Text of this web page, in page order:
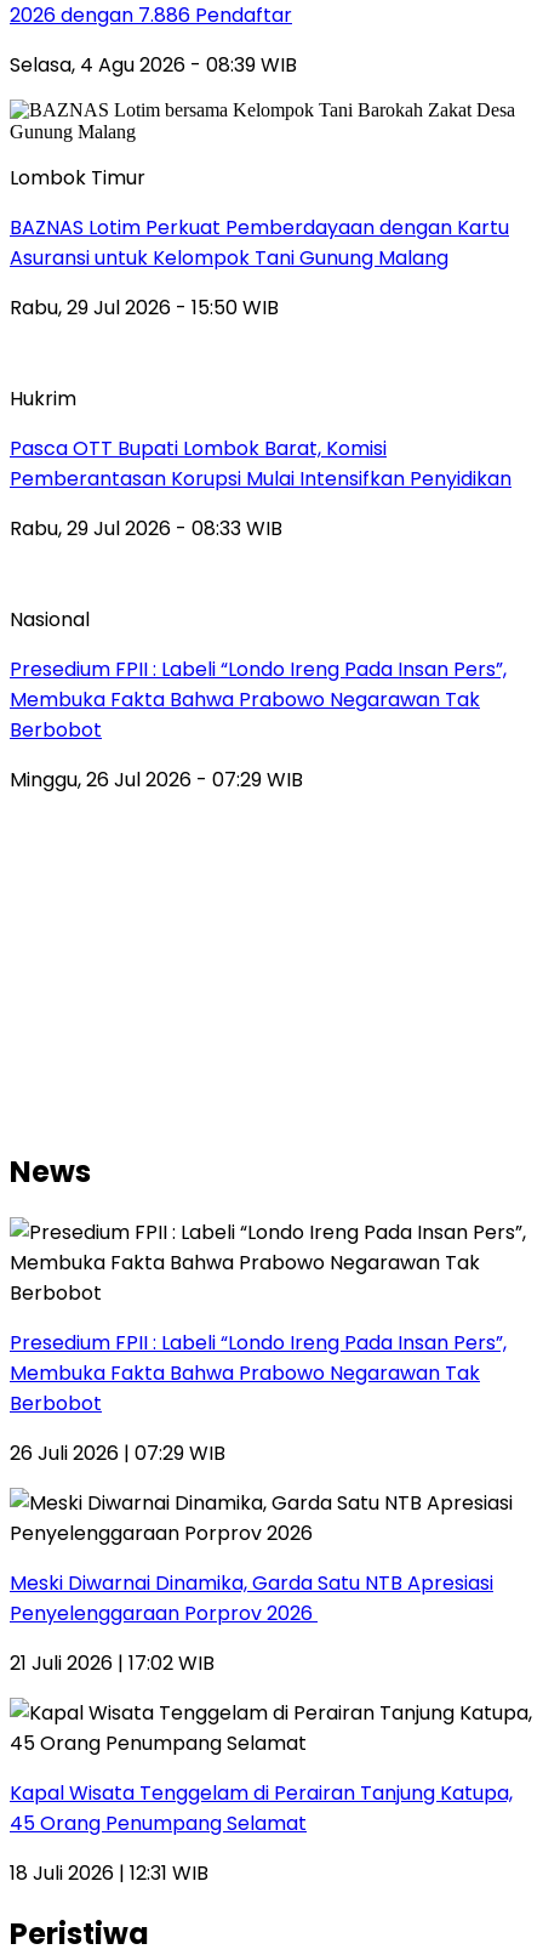
2026 dengan 7.886 Pendaftar
Selasa, 4 Agu 2026 - 08:39 WIB
Lombok Timur
BAZNAS Lotim Perkuat Pemberdayaan dengan Kartu
Asuransi untuk Kelompok Tani Gunung Malang
Rabu, 29 Jul 2026 - 15:50 WIB
Hukrim
Pasca OTT Bupati Lombok Barat, Komisi
Pemberantasan Korupsi Mulai Intensifkan Penyidikan
Rabu, 29 Jul 2026 - 08:33 WIB
Nasional
Presedium FPII : Labeli “Londo Ireng Pada Insan Pers”,
Membuka Fakta Bahwa Prabowo Negarawan Tak
Berbobot
Minggu, 26 Jul 2026 - 07:29 WIB
News
Presedium FPII : Labeli “Londo Ireng Pada Insan Pers”,
Membuka Fakta Bahwa Prabowo Negarawan Tak
Berbobot
26 Juli 2026 | 07:29 WIB
Meski Diwarnai Dinamika, Garda Satu NTB Apresiasi
Penyelenggaraan Porprov 2026 ‎
21 Juli 2026 | 17:02 WIB
Kapal Wisata Tenggelam di Perairan Tanjung Katupa,
45 Orang Penumpang Selamat
18 Juli 2026 | 12:31 WIB
Peristiwa